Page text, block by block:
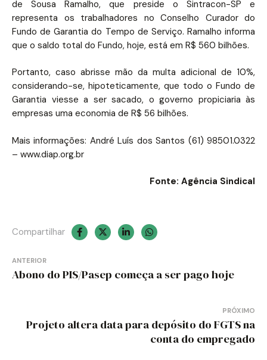
de Sousa Ramalho, que preside o Sintracon-SP e
representa os trabalhadores no Conselho Curador do
Fundo de Garantia do Tempo de Serviço. Ramalho informa
que o saldo total do Fundo, hoje, está em R$ 560 bilhões.
Portanto, caso abrisse mão da multa adicional de 10%,
considerando-se, hipoteticamente, que todo o Fundo de
Garantia viesse a ser sacado, o governo propiciaria às
empresas uma economia de R$ 56 bilhões.
Mais informações: André Luís dos Santos (61) 98501.0322
– www.diap.org.br
Fonte: Agência Sindical
Compartilhar
Navegação
de
ANTERIOR
Abono do PIS/Pasep começa a ser pago hoje
PRÓXIMO
Projeto altera data para depósito do FGTS na
conta do empregado